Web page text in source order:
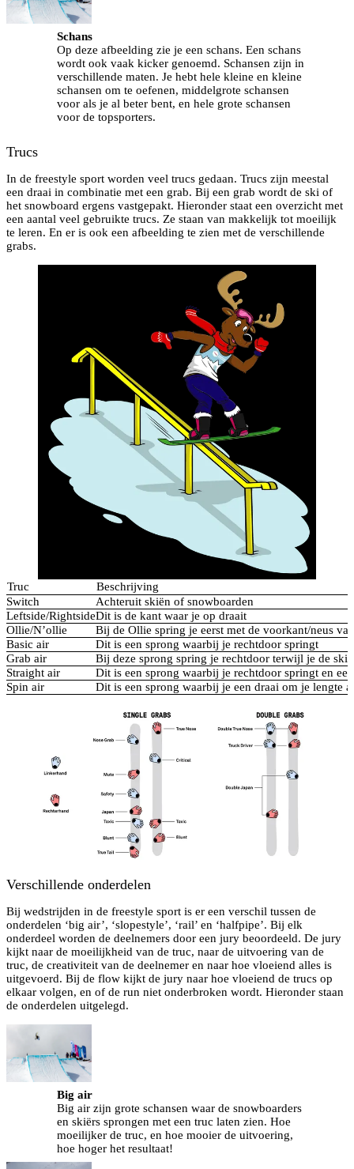
Schans
Op deze afbeelding zie je een schans. Een schans
wordt ook vaak kicker genoemd. Schansen zijn in
verschillende maten. Je hebt hele kleine en kleine
schansen om te oefenen, middelgrote schansen
voor als je al beter bent, en hele grote schansen
voor de topsporters.
Trucs
In de freestyle sport worden veel trucs gedaan. Trucs zijn meestal
een draai in combinatie met een grab. Bij een grab wordt de ski of
het snowboard ergens vastgepakt. Hieronder staat een overzicht met
een aantal veel gebruikte trucs. Ze staan van makkelijk tot moeilijk
te leren. En er is ook een afbeelding te zien met de verschillende
grabs.
Truc
Beschrijving
Switch
Achteruit skiën of snowboarden
Leftside/RightsideDit is de kant waar je op draait
Ollie/N’ollie
Bij de Ollie spring je eerst met de voorkant/neus
Basic air
Dit is een sprong waarbij je rechtdoor springt
Grab air
Bij deze sprong spring je rechtdoor terwijl je de
Straight air
Dit is een sprong waarbij je rechtdoor springt en
Spin air
Dit is een sprong waarbij je een draai om je lengte
Verschillende onderdelen
Bij wedstrijden in de freestyle sport is er een verschil tussen de
onderdelen ‘big air’, ‘slopestyle’, ‘rail’ en ‘halfpipe’. Bij elk
onderdeel worden de deelnemers door een jury beoordeeld. De jury
kijkt naar de moeilijkheid van de truc, naar de uitvoering van de
truc, de creativiteit van de deelnemer en naar hoe vloeiend alles is
uitgevoerd. Bij de flow kijkt de jury naar hoe vloeiend de trucs op
elkaar volgen, en of de run niet onderbroken wordt. Hieronder staan
de onderdelen uitgelegd.
Big air
Big air zijn grote schansen waar de snowboarders
en skiërs sprongen met een truc laten zien. Hoe
moeilijker de truc, en hoe mooier de uitvoering,
hoe hoger het resultaat!